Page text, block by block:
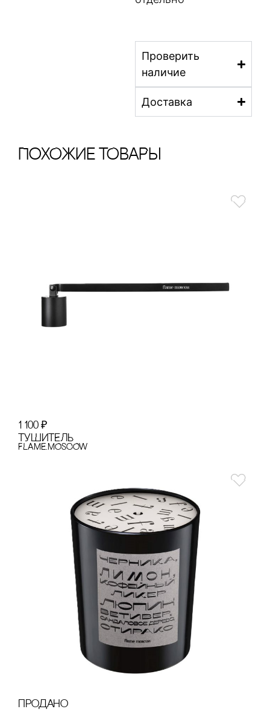
Проверить
наличие
Доставка
ПохОжИе тОваРы
1 100 ₽
ТУШИТЕЛЬ
FLAME.MOSCOW
продано